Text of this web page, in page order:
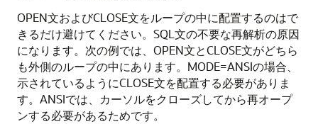
OPEN文およびCLOSE文をループの中に配置するのはで
きるだけ避けてください。SQL文の不要な再解析の原因
になります。次の例では、OPEN文とCLOSE文がどちら
も外側のループの中にあります。MODE=ANSIの場合、
示されているようにCLOSE文を配置する必要がありま
す。ANSIでは、カーソルをクローズしてから再オープ
ンする必要があるためです。